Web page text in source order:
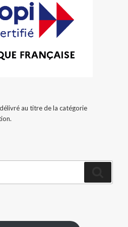
au titre de la catégorie